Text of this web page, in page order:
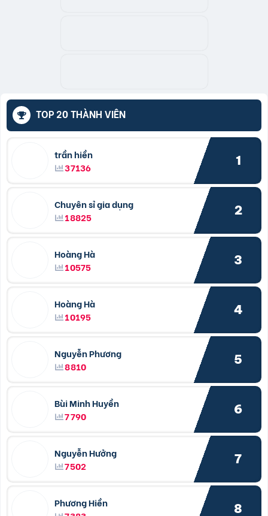
TOP 20 THÀNH VIÊN
trần hiền
37136
1
Chuyên sỉ gia dụng
18825
2
Hoàng Hà
10575
3
Hoàng Hà
10195
4
Nguyễn Phương
8810
5
Bùi Minh Huyền
7790
6
Nguyễn Hưởng
7502
7
Phương Hiền
8